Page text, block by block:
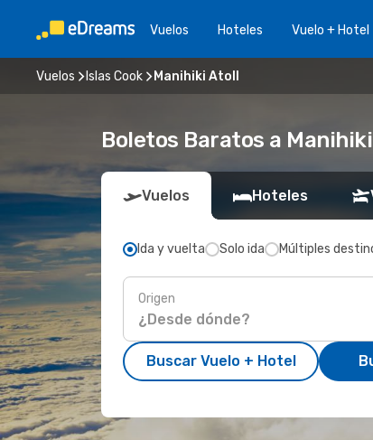
Vuelos Hoteles Vuelo + Hotel
Vuelos Islas Cook Manihiki Atoll
Boletos Baratos a
Vuelos Hoteles
Ida y vuelta Solo ida Múltiples
Origen
Buscar Vuelo + Hotel